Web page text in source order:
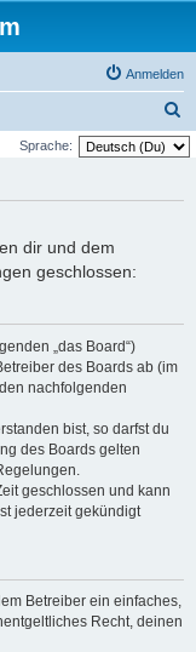
Anmelden
u
Sprache:
dir und dem
geschlossen:
„das Board“)
des Boards ab (im
nachfolgenden
bist, so darfst du
des Boards gelten
geschlossen und kann
jederzeit gekündigt
Betreiber ein einfaches,
Recht, deinen